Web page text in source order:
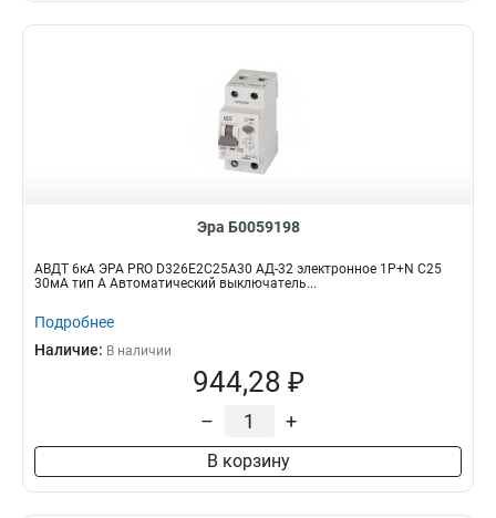
Эра Б0059198
АВДТ 6кА ЭРА PRO D326E2C25A30 АД-32 электронное 1P+N C25
30мА тип A Автоматический выключатель...
Подробнее
Наличие: В наличии
944,28 ₽
– +
В корзину